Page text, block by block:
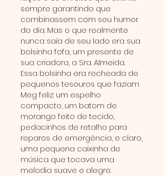
sempre garantindo que
combinassem com seu humor
do dia. Mas o que realmente
nunca saía de seu lado era sua
bolsinha fofa, um presente de
sua criadora, a Sra. Almeida.
Essa bolsinha era recheada de
pequenos tesouros que faziam
Meg feliz: um espelho
compacto, um batom de
morango feito de tecido,
pedacinhos de retalho para
reparos de emergência, e claro,
uma pequena caixinha de
música que tocava uma
melodia suave e alegre.